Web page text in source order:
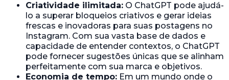
Criatividade ilimitada: O ChatGPT pode ajudá-
lo a superar bloqueios criativos e gerar ideias
frescas e inovadoras para suas postagens no
Instagram. Com sua vasta base de dados e
capacidade de entender contextos, o ChatGPT
pode fornecer sugestões únicas que se alinham
perfeitamente com sua marca e objetivos.
Economia de tempo: Em um mundo onde o